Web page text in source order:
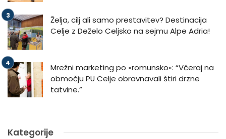
Želja, cilj ali samo prestavitev? Destinacija
Celje z Deželo Celjsko na sejmu Alpe Adria!
Mrežni marketing po »romunsko«: “Včeraj na
območju PU Celje obravnavali štiri drzne
tatvine.”
Kategorije